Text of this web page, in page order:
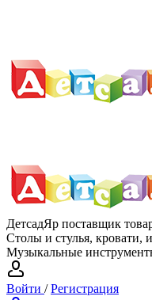
ДетсадЯр поставщик
Столы и стулья, кровати,
Музыкальные
Войти /Регистрация